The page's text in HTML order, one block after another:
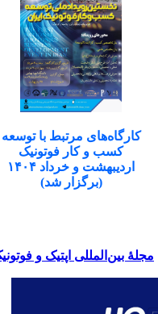
کارگاه‌های مرتبط با توسعه
کسب و کار فوتونیک
اردیبهشت و خرداد ۱۴۰۴
(برگزار شد)
مجلۀ بین‌المللی اپتیک و فوتونیک